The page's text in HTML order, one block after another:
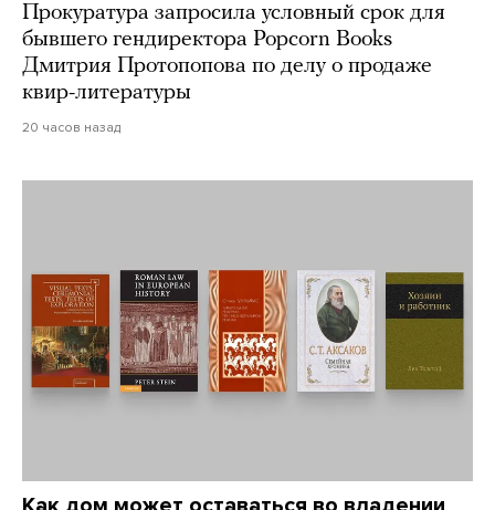
Прокуратура запросила условный срок для
бывшего гендиректора Popcorn Books
Дмитрия Протопопова по делу о продаже
квир-литературы
20 часов назад